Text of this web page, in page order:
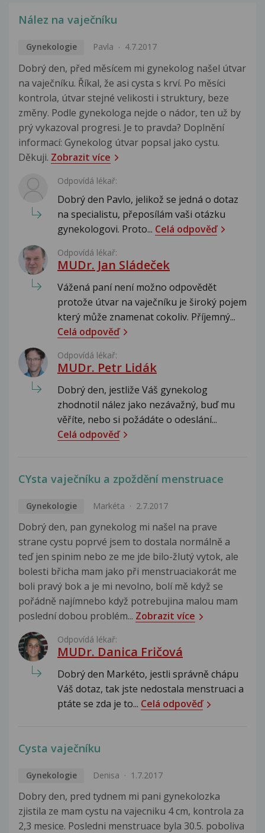
Nález na vaječníku
Gynekologie Pavla 4.7.2017
Dobrý den, před měsícem mi gynekolog našel útvar
na vaječníku. Říkal, že asi cysta s krví. Po měsíci
kontrola, útvar stejné velikosti i struktury, beze
změny. Podle gynekologa nejde o nádor, ten už by
prý vykazoval progresi. Je to pravda? Doplnění
informací: Gynekolog útvar popsal jako cystu.
Děkuji. Zobrazit více
Odpovídá lékař:
Dobrý den Pavlo, jelikož se jedná o dotaz
na specialistu, přeposílám vaši otázku
gynekologovi. Proto... Celá odpověď
Odpovídá lékař:
MUDr. Jan Sládeček
Vážená paní není možno odpovědět
protože útvar na vaječníku je široký pojem
který může znamenat cokoliv. Příjemný...
Celá odpověď
Odpovídá lékař:
MUDr. Petr Lidák
Dobrý den, jestliže Váš gynekolog
zhodnotil nález jako nezávažný, buď mu
věříte, nebo si požádáte o odeslání...
Celá odpověď
CYsta vaječníku a zpoždění menstruace
Gynekologie Markéta 2.7.2017
Dobrý den, pan gynekolog mi našel na prave
strane cystu poprvé jsem to dostala normálně a
teď jen spinim nebo ze me jde bilo-žlutý vytok, ale
bolesti břicha mam jako při menstruaciakorát me
boli pravý bok a je mi nevolno, bolí mě když se
pořádně najímnebo když potrebujina malou mam
poslední dobou problém... Zobrazit více
Odpovídá lékař:
MUDr. Danica Fričová
Dobrý den Markéto, jestli správně chápu
Váš dotaz, tak jste nedostala menstruaci a
ptáte se zda je to... Celá odpověď
Cysta vaječníku
Gynekologie Denisa 1.7.2017
Dobry den, pred tydnem mi pani gynekolozka
zjistila ze mam cystu na vajecniku 4 cm, kontrola za
2,3 mesice. Posledni menstruace byla 30.5. poboliva